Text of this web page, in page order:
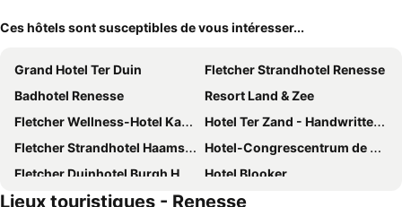
Ces hôtels sont susceptibles de vous intéresser...
Grand Hotel Ter Duin
Fletcher Strandhotel Renesse
Badhotel Renesse
Resort Land & Zee
Fletcher Wellness-Hotel Kamperduinen
Hotel Ter Zand - Handwritten Collection
Fletcher Strandhotel Haamstede
Hotel-Congrescentrum de Zeeuwse Stromen
Fletcher Duinhotel Burgh Haamstede
Hotel Blooker
Hotel De Torenhoeve
Strandhotel Duinoord
Lieux touristiques - Renesse